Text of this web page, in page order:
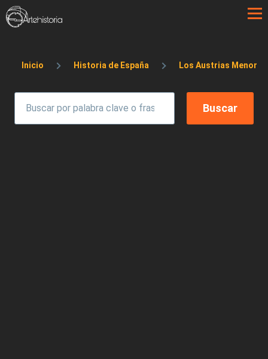
Pasar al contenido principal
Sobrescribir enlaces de ayuda a la
Inicio Historia de España Los Austrias Menores